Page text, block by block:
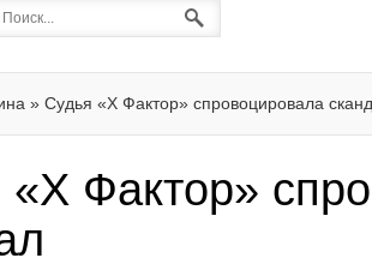
» Судья «Х Фактор» спровоцировала
«Х Фактор»